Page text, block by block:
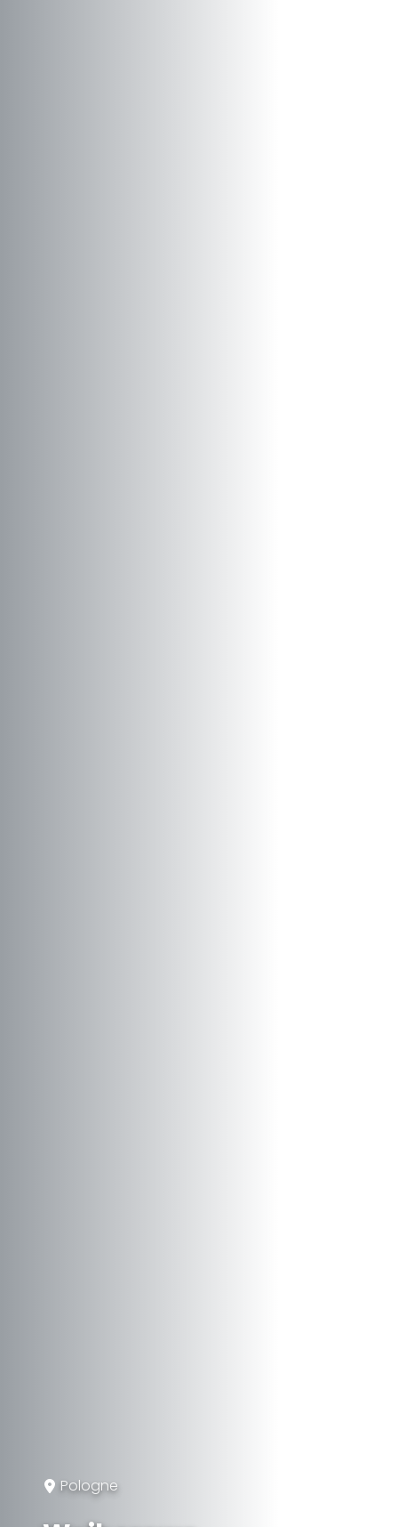
Pologne